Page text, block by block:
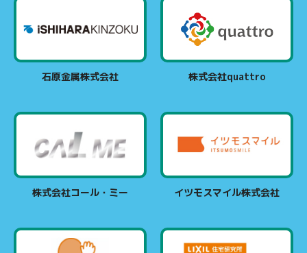
石原金属株式会社 株式会社quattro
株式会社コール・ミー イツモスマイル株式会社